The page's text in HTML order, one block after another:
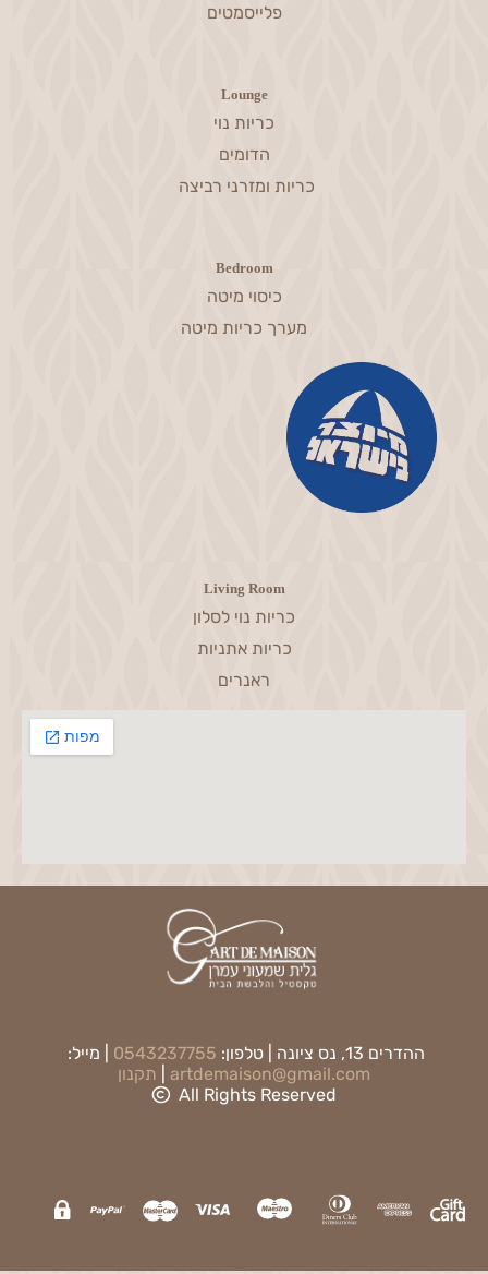
פלייסמטים
Lounge
כריות נוי
הדומים
כריות ומזרני רביצה
Bedroom
כיסוי מיטה
מערך כריות מיטה
Living Room
כריות נוי לסלון
כריות אתניות
ראנרים
ההדרים 13, נס ציונה | טלפון: 0543237755 | מייל:
artdemaison@gmail.com
תקנון
All Rights Reserved